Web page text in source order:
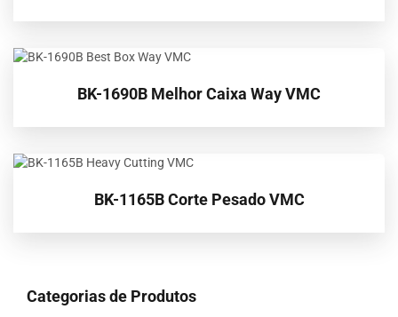
BK-1690B Melhor Caixa Way VMC
BK-1165B Corte Pesado VMC
Categorias de Produtos